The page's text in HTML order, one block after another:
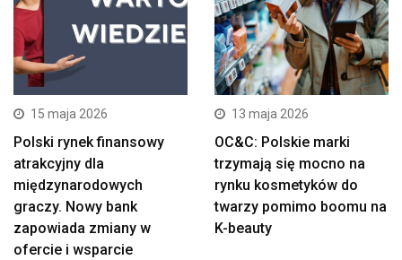
15 maja 2026
Polski rynek finansowy
atrakcyjny dla
międzynarodowych
graczy. Nowy bank
zapowiada zmiany w
ofercie i wsparcie
13 maja 2026
OC&C: Polskie marki
trzymają się mocno na
rynku kosmetyków do
twarzy pomimo boomu na
K-beauty